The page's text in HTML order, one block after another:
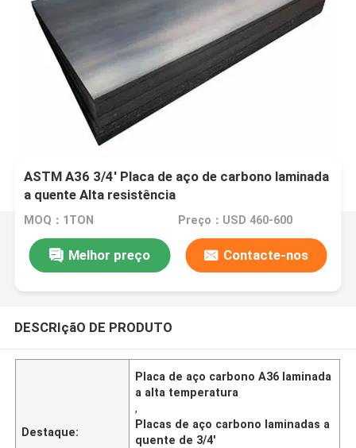
ASTM A36 3/4' Placa de aço de carbono laminada
a quente Alta resistência
MOQ：1TON Preço：USD 460-600
Melhor preço Contacte-nos
DESCRIçãO DE PRODUTO
Destaque:
Placa de aço carbono A36 laminada
a alta temperatura
,
Placas de aço carbono laminadas a
quente de 3/4'